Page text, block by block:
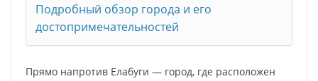
Подробный обзор города и его
достопримечательностей
Прямо напротив Елабуги — город, где расположен